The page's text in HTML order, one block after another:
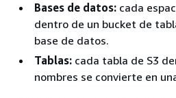
Bases de datos: cada
dentro de un bucket de
base de datos.
Tablas: cada tabla de S3
nombres se convierte en